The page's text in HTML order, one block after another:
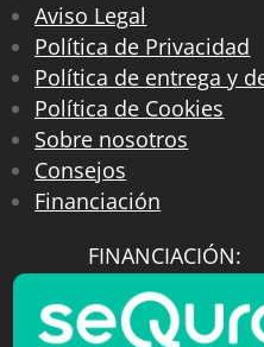
Aviso Legal
Política de Privacidad
Política de entrega y
Política de Cookies
Sobre nosotros
Consejos
Financiación
FINANCIACIÓN: